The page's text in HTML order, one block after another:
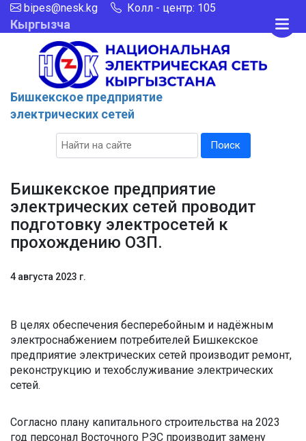
bipes@nesk.kg Колл - центр: 105
Кыргызча
Бишкекcкое предприятие
электрических сетей
Поиск
Бишкекское предприятие
электрических сетей проводит
подготовку электросетей к
прохождению ОЗП.
4 августа 2023 г.
В целях обеспечения бесперебойным и надёжным
электроснабжением потребителей Бишкекское
предприятие электрических сетей производит ремонт,
реконструкцию и техобслуживание электрических
сетей.
Согласно плану капитального строительства на 2023
год персонал Восточного РЭС производит замену